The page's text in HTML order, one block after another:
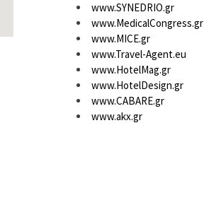
www.SYNEDRIO.gr
www.MedicalCongress.gr
www.MICE.gr
www.Travel-Agent.eu
www.HotelMag.gr
www.HotelDesign.gr
www.CABARE.gr
www.akx.gr